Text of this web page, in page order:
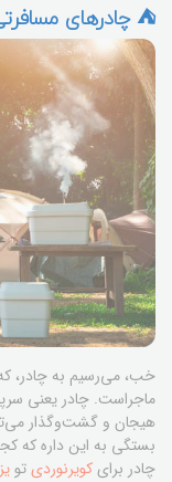
⛺️ چادرهای
خب، می‌رسیم به چادر،
ماجراست. چادر یعنی
هیجان و گشت‌وگذار
بستگی به این داره که
چادر برایکویرنوردیتو